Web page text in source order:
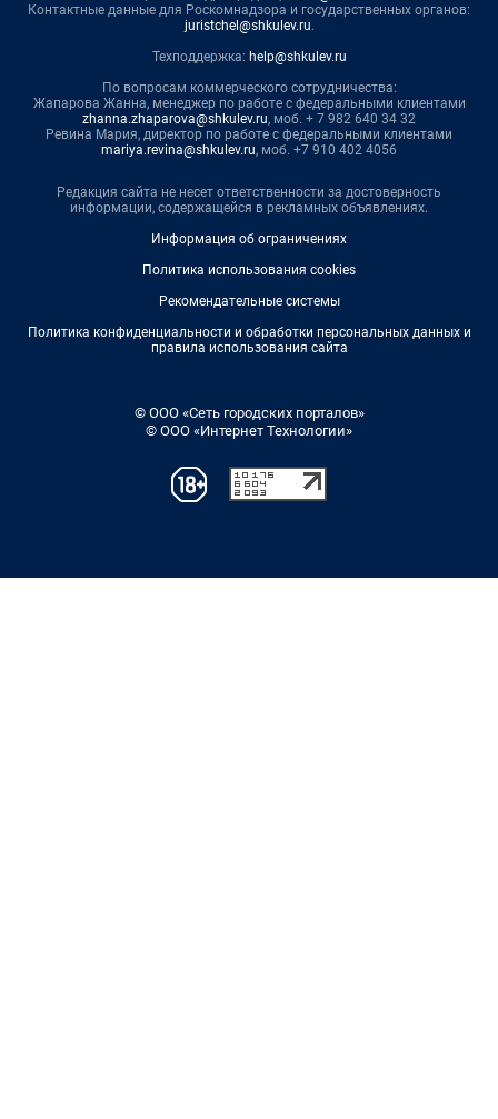
Контактные данные для Роскомнадзора и государственных органов:
juristchel@shkulev.ru.
Техподдержка: help@shkulev.ru
По вопросам коммерческого сотрудничества:
Жапарова Жанна, менеджер по работе с федеральными клиентами
zhanna.zhaparova@shkulev.ru, моб. + 7 982 640 34 32
Ревина Мария, директор по работе с федеральными клиентами
mariya.revina@shkulev.ru, моб. +7 910 402 4056
Редакция сайта не несет ответственности за достоверность
информации, содержащейся в рекламных объявлениях.
Информация об ограничениях
Политика использования cookies
Рекомендательные системы
Политика конфиденциальности и обработки персональных данных и
правила использования сайта
© ООО «Сеть городских порталов»
© ООО «Интернет Технологии»